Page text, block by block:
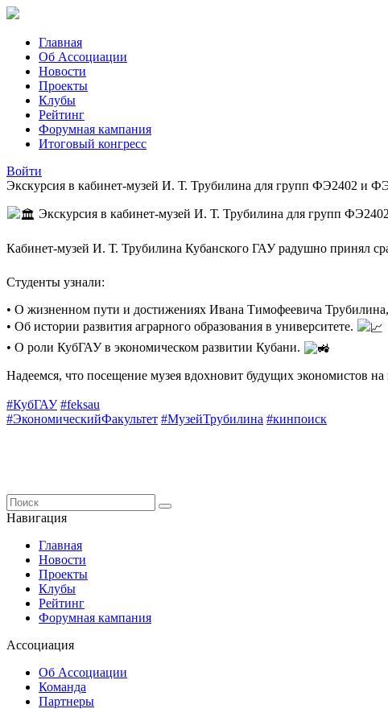
Главная
Об Ассоциации
Новости
Проекты
Клубы
Рейтинг
Форумная кампания
Итоговый конгресс
Войти
Экскурсия в кабинет-музей И. Т. Трубилина для групп ФЭ2402 и
Экскурсия в кабинет-музей И. Т. Трубилина для групп
Кабинет-музей И. Т. Трубилина Кубанского ГАУ радушно принял
Студенты узнали:
• О жизненном пути и достижениях Ивана Тимофеевича
• Об истории развития аграрного образования в университете.
• О роли КубГАУ в экономическом развитии Кубани.
Надеемся, что посещение музея вдохновит будущих экономистов
#КубГАУ #feksau
#ЭкономическийФакультет #МузейТрубилина #кинпоиск
Навигация
Главная
Новости
Проекты
Клубы
Рейтинг
Форумная кампания
Ассоциация
Об Ассоциации
Команда
Партнеры